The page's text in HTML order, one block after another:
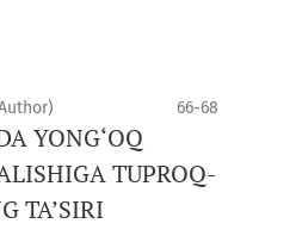
66-68
YONG‘OQ
TUPROQ-
TA’SIRI